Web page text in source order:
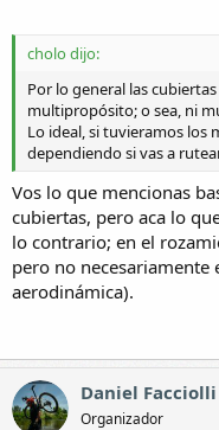
cholo dijo:
Por lo general las
multipropósito; o sea, ni
Lo ideal, si tuvieramos los
dependiendo si vas a
Vos lo que mencionas
cubiertas, pero aca lo
lo contrario; en el
pero no
aerodinámica).
Daniel Facciolli
Organizador